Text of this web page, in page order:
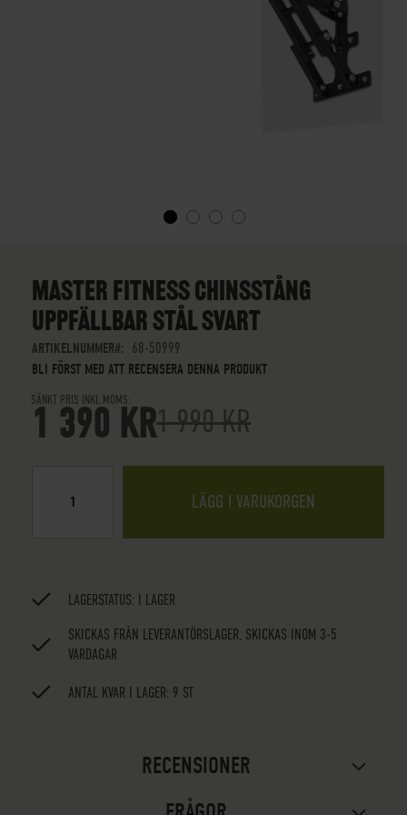
BEGINNING
IMAGES
GALLERY
MASTER FITNESS CHINSSTÅNG
UPPFÄLLBAR STÅL SVART
ARTIKELNUMMER
68-50999
BLI FÖRST MED ATT RECENSERA DENNA PRODUKT
SÄNKT PRIS INKL.MOMS
1 390 KR1 990 KR
LÄGG I VARUKORGEN
LAGERSTATUS: I LAGER
SKICKAS FRÅN LEVERANTÖRSLAGER, SKICKAS INOM 3-5
VARDAGAR
ANTAL KVAR I LAGER: 9 ST
RECENSIONER